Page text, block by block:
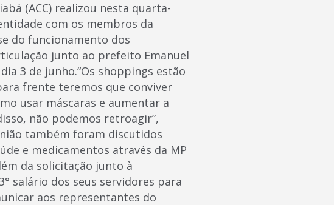
(ACC) realizou nesta quarta-
com os membros da
do funcionamento dos
junto ao prefeito Emanuel
3 de junho.“Os shoppings estão
frente teremos que conviver
usar máscaras e aumentar a
não podemos retroagir”,
também foram discutidos
e medicamentos através da MP
da solicitação junto à
salário dos seus servidores para
aos representantes do